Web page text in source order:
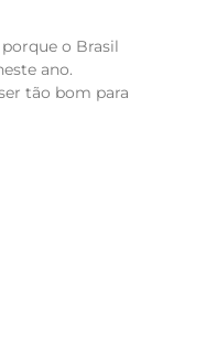
o Brasil
ano.
tão bom para